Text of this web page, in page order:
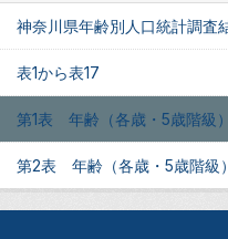
神奈川県年齢別人口統計調査
表1から表17
第1表 年齢（各歳・5歳階級
第2表 年齢（各歳・5歳階級